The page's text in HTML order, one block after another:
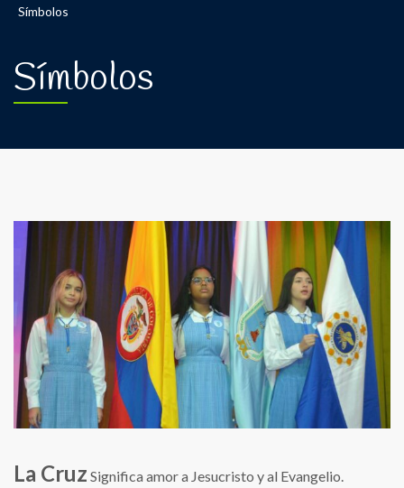
Símbolos
Símbolos
La Cruz Significa amor a Jesucristo y al Evangelio.